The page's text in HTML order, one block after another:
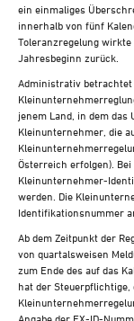
ein einmaliges
innerhalb von fünf
Toleranzregelung
Jahresbeginn zurück.
Administrativ betrachtet
jenem Land, in dem
Kleinunternehmer, die
Österreich erfolgen).
Kleinunternehmer-
werden. Die
Identifikationsnummer
Ab dem Zeitpunkt der
von quartalsweisen
zum Ende des auf das
hat der
Angabe der EX-ID-